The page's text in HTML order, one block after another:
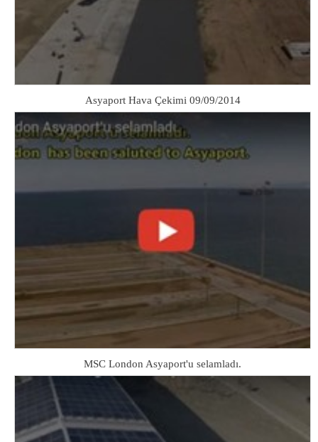
Asyaport Hava Çekimi 09/09/2014
MSC London Asyaport'u selamladı.